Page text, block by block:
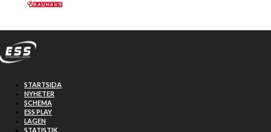
Hoppa till huvudinnehåll
STARTSIDA
NYHETER
SCHEMA
ESS PLAY
LAGEN
STATISTIK